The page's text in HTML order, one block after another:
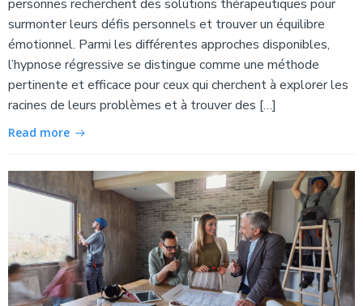
personnes recherchent des solutions thérapeutiques pour
surmonter leurs défis personnels et trouver un équilibre
émotionnel. Parmi les différentes approches disponibles,
l’hypnose régressive se distingue comme une méthode
pertinente et efficace pour ceux qui cherchent à explorer les
racines de leurs problèmes et à trouver des […]
Read more